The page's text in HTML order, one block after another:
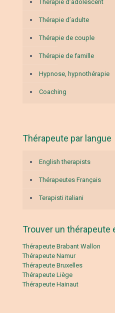
Thérapie d’adolescent
Thérapie d’adulte
Thérapie de couple
Thérapie de famille
Hypnose, hypnothérapie
Coaching
Thérapeute par langue
English therapists
Thérapeutes Français
Terapisti italiani
Trouver un thérapeute
Thérapeute Brabant Wallon
Thérapeute Namur
Thérapeute Bruxelles
Thérapeute Liège
Thérapeute Hainaut